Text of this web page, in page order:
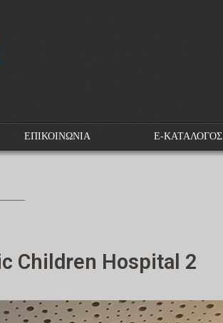
ΕΠΙΚΟΙΝΩΝΙΑ E-ΚΑΤΑΛΟΓΟΣ
Children Hospital 2